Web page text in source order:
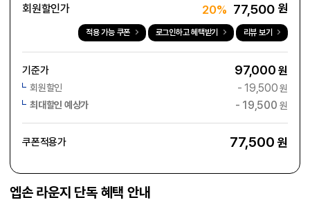
회원할인가 20% 77,500 원
적용 가능 쿠폰 로그인하고 혜택받기 리뷰 보기
기준가 97,000원
회원할인 - 19,500원
최대할인 예상가
- 19,500 원
쿠폰적용가 77,500원
엡손 라운지 단독 혜택 안내